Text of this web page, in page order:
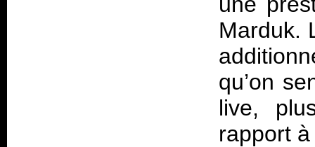
Marduk.
qu’on
live,
rapport